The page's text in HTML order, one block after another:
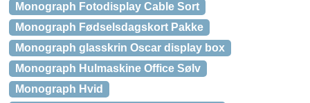
Monograph Fotodisplay Cable Sort
Monograph Fødselsdagskort Pakke
Monograph glasskrin Oscar display box
Monograph Hulmaskine Office Sølv
Monograph Hvid